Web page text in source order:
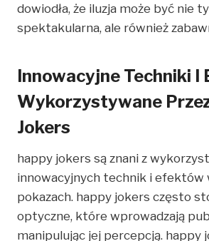
dowiodła, że iluzja może być nie
spektakularna, ale również
Innowacyjne Techniki I
Wykorzystywane
Jokers
happy jokers są znani z
innowacyjnych technik i efektów
pokazach. happy jokers często
optyczne, które wprowadzają
manipulując jej percepcją. happy